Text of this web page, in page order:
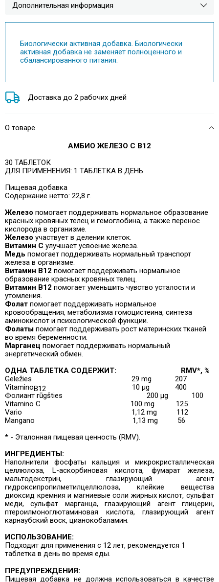
Дополнительная информация
Биологически активная добавка. Биологически
активная добавка не заменяет полноценного и
сбалансированного питания.
Доставка до 2 рабочих дней
О товаре
АМБИО ЖЕЛЕЗО С B12
30 ТАБЛЕТОК
ДЛЯ ПРИМЕНЕНИЯ: 1 ТАБЛЕТКА В ДЕНЬ
Пищевая добавка
Содержание нетто: 22,8 г.
Железо помогает поддерживать нормальное образование
красных кровяных телец и гемоглобина, а также перенос
кислорода в организме.
Железо участвует в делении клеток.
Витамин C улучшает усвоение железа.
Медь помогает поддерживать нормальный транспорт
железа в организме.
Витамин B12 помогает поддерживать нормальное
образование красных кровяных телец.
Витамин B12 помогает уменьшить чувство усталости и
утомления.
Фолат помогает поддерживать нормальное
кровообращения, метаболизма гомоцистеина, синтеза
аминокислот и психологической функции.
Фолаты помогает поддерживать рост материнских тканей
во время беременности.
Марганец помогает поддерживать нормальный
энергетический обмен.
ОДНА ТАБЛЕТКА СОДЕРЖИТ:
RMV*, %
Geležies
29 mg
207
VitaminoB12 10 µg
400
Фолиант rūgšties
200 µg
100
Vitamino C
100 mg
125
Vario
1,12 mg
112
Mangano
1,13 mg
56
* - Эталонная пищевая ценность (RMV).
ИНГРЕДИЕНТЫ:
Наполнители фосфаты кальция и микрокристаллическая
целлюлоза, L-аскорбиновая кислота,
фумарат железа,
мальтодекстрин, глазирующий агент
гидроксипропилметилцеллюлоза, клейкие вещества
диоксид кремния и магниевые соли жирных кислот, сульфат
меди, сульфат марганца, глазирующий агент глицерин,
птероилмоноглютаминовая кислота, глазирующий агент
карнаубский воск, цианокобаламин.
ИСПОЛЬЗОВАНИЕ:
Подходит для применения с 12 лет, рекомендуется 1
таблетка в день во время еды.
ПРЕДУПРЕЖДЕНИЯ:
Пищевая добавка не должна использоваться в качестве